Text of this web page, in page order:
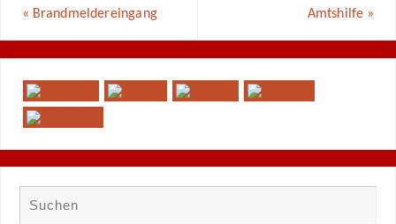
« Brandmeldereingang Amtshilfe »